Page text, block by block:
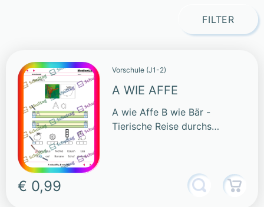
FILTER
Vorschule (J1-2)
A WIE AFFE
A wie Affe B wie Bär -
Tierische Reise durchs
€ 0,99